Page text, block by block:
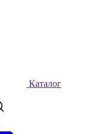
Каталог